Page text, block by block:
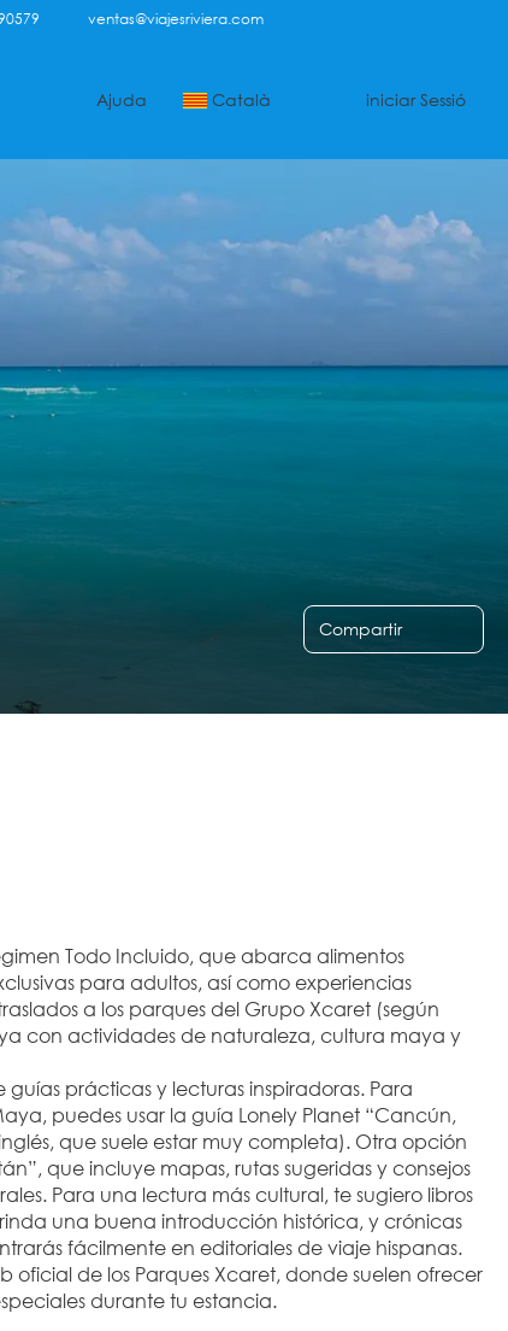
ventas@viajesriviera.com
Ajuda Català iniciar Sessió
Compartir
Todo Incluido, que abarca alimentos
para adultos, así como experiencias
a los parques del Grupo Xcaret (según
con actividades de naturaleza, cultura maya y
prácticas y lecturas inspiradoras. Para
puedes usar la guía Lonely Planet “Cancún,
que suele estar muy completa). Otra opción
que incluye mapas, rutas sugeridas y consejos
Para una lectura más cultural, te sugiero libros
una buena introducción histórica, y crónicas
fácilmente en editoriales de viaje hispanas.
oficial de los Parques Xcaret, donde suelen ofrecer
durante tu estancia.